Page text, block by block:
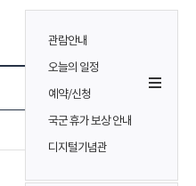
관람안내
오늘의 일정
예약/신청
국군 휴가 보상 안내
디지털기념관
참가비